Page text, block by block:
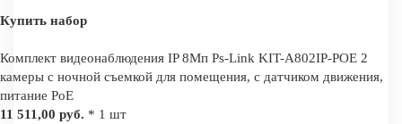
Купить набор
Комплект видеонаблюдения IP 8Мп Ps-Link KIT-A802IP-POE 2
камеры с ночной съемкой для помещения, с датчиком движения,
питание PoE
11 511,00 руб. * 1 шт